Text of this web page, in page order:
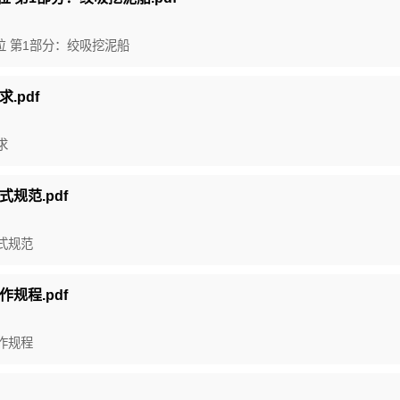
第1部分：绞吸挖泥船
.pdf
规范.pdf
规范
规程.pdf
规程